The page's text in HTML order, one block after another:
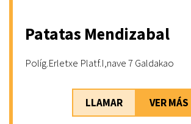
Patatas Mendizabal
Políg.Erletxe Platf.I,nave 7 Galdakao
LLAMAR VER MÁS